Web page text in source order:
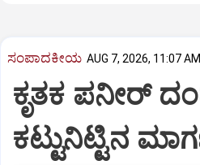
ಸಂಪಾದಕೀಯ AUG 7, 2026, 11:07
ಕೃತಕ ಪನೀರ್‌
ಕಟ್ಟುನಿಟ್ಟಿನ